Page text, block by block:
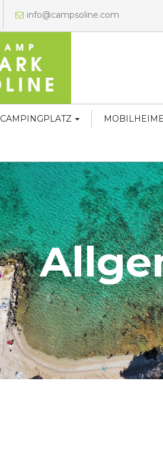
info@campsoline.com
CAMPINGPLATZ MOBILHEIME